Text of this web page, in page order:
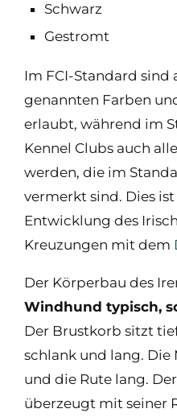
Schwarz
Gestromt
Im FCI-Standard sind
genannten Farben
erlaubt, während im
Kennel Clubs auch alle
werden, die im
vermerkt sind. Dies
Entwicklung des
Kreuzungen mit dem
Der Körperbau des
Windhund typisch,
Der Brustkorb sitzt
schlank und lang.
und die Rute lang.
überzeugt mit seiner